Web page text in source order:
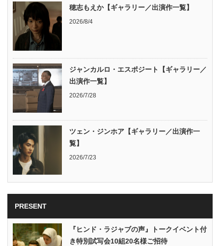
穂志もえか【ギャラリー／出演作一覧】
2026/8/4
ジャンカルロ・エスポジート【ギャラリー／
出演作一覧】
2026/7/28
ツェン・ジンホア【ギャラリー／出演作一
覧】
2026/7/23
PRESENT
『ヒンド・ラジャブの声』トークイベント付
き特別試写会10組20名様ご招待